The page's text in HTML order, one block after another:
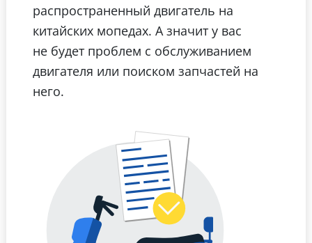
распространенный двигатель на
китайских мопедах. А значит у вас
не будет проблем с обслуживанием
двигателя или поиском запчастей на
него.